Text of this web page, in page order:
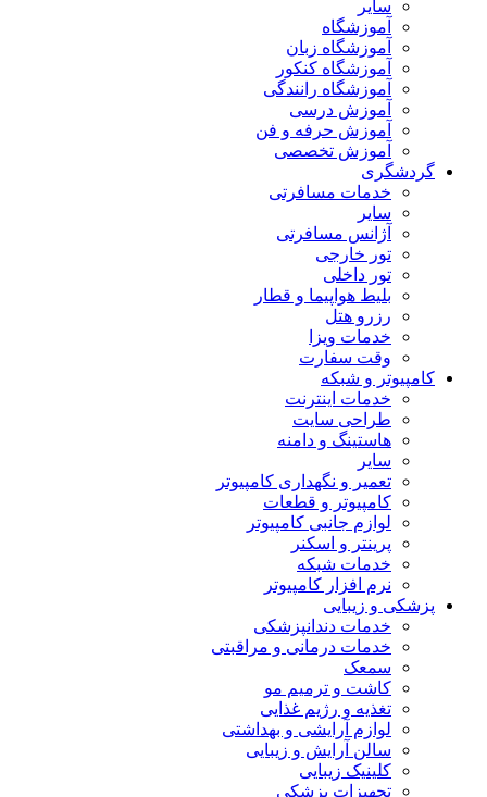
سایر
آموزشگاه
آموزشگاه زبان
آموزشگاه کنکور
آموزشگاه رانندگی
آموزش درسی
آموزش حرفه و فن
آموزش تخصصی
گردشگری
خدمات مسافرتی
سایر
آژانس مسافرتی
تور خارجی
تور داخلی
بلیط هواپیما و قطار
رزرو هتل
خدمات ویزا
وقت سفارت
کامپیوتر و شبکه
خدمات اینترنت
طراحی سایت
هاستینگ و دامنه
سایر
تعمیر و نگهداری کامپیوتر
کامپیوتر و قطعات
لوازم جانبی کامپیوتر
پرینتر و اسکنر
خدمات شبکه
نرم افزار کامپیوتر
پزشکی و زیبایی
خدمات دندانپزشکی
خدمات درمانی و مراقبتی
سمعک
کاشت و ترمیم مو
تغذیه و رژیم غذایی
لوازم آرایشی و بهداشتی
سالن آرایش و زیبایی
کلینیک زیبایی
تجهیزات پزشکی